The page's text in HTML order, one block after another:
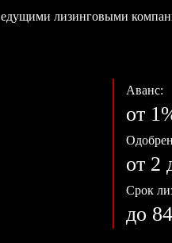
лизинговыми
Аванс:
от
от 2
Срок
до